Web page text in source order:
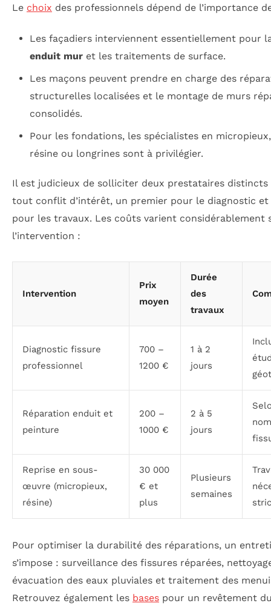
Le choix des professionnels dépend de l’importance
Les façadiers interviennent essentiellement pour
enduit muret les traitements de surface.
Les maçons peuvent prendre en charge des
structurelles localisées et le montage de murs
consolidés.
Pour les fondations, les spécialistes en
résine ou longrines sont à privilégier.
Il est judicieux de solliciter deux prestataires distincts
tout conflit d’intérêt, un premier pour le diagnostic et
pour les travaux. Les coûts varient considérablement
l’intervention :
Intervention
Prix
moyen
Durée
des
travaux
Diagnostic fissure
professionnel
700 –
1200 €
1 à 2
jours
Réparation enduit et
peinture
200 –
1000 €
2 à 5
jours
Reprise en sous-
œuvre (micropieux,
résine)
30 000
€ et
plus
Plusieurs
semaines
Pour optimiser la durabilité des réparations, un
s’impose : surveillance des fissures réparées,
évacuation des eaux pluviales et traitement des
Retrouvez également les bases pour un revêtement